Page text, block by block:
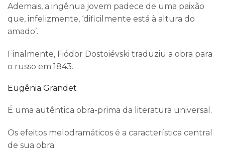
Ademais, a ingênua jovem padece de uma paixão
que, infelizmente, ‘dificilmente está à altura do
amado’.
Finalmente, Fiódor Dostoiévski traduziu a obra para
o russo em 1843.
Eugênia Grandet
É uma autêntica obra-prima da literatura universal.
Os efeitos melodramáticos é a característica central
de sua obra.